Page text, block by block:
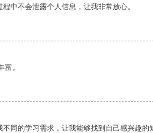
中不会泄露个人信息，让我非常放心。
。
同的学习需求，让我能够找到自己感兴趣的